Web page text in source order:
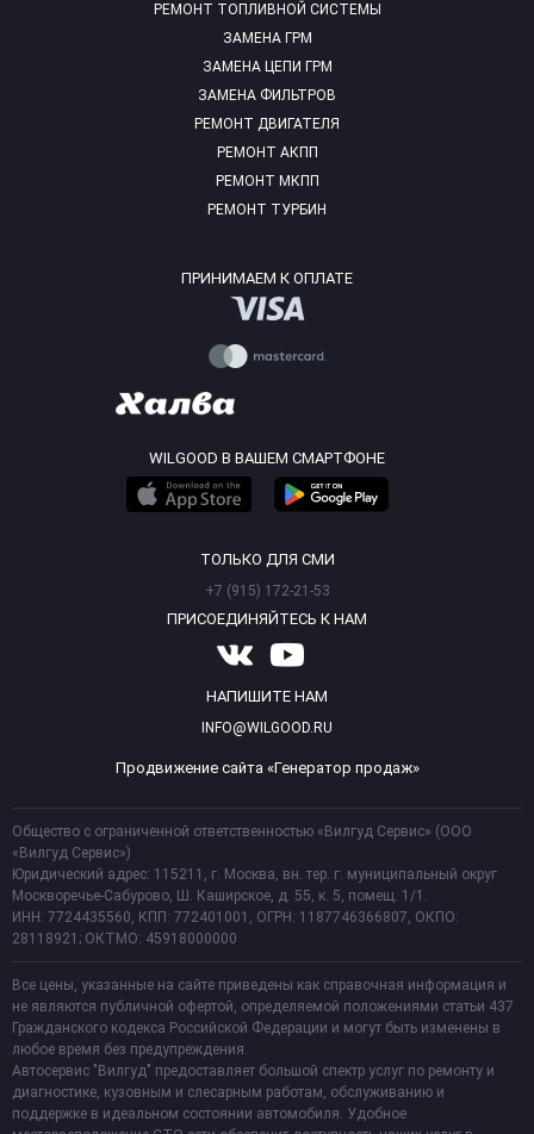
РЕМОНТ ТОПЛИВНОЙ СИСТЕМЫ
ЗАМЕНА ГРМ
ЗАМЕНА ЦЕПИ ГРМ
ЗАМЕНА ФИЛЬТРОВ
РЕМОНТ ДВИГАТЕЛЯ
РЕМОНТ АКПП
РЕМОНТ МКПП
РЕМОНТ ТУРБИН
ПРИНИМАЕМ К ОПЛАТЕ
WILGOOD В ВАШЕМ СМАРТФОНЕ
ТОЛЬКО ДЛЯ СМИ
+7 (915) 172-21-53
ПРИСОЕДИНЯЙТЕСЬ К НАМ
НАПИШИТЕ НАМ
INFO@WILGOOD.RU
Продвижение сайта «Генератор продаж»
Общество с ограниченной ответственностью «Вилгуд Сервис» (ООО
«Вилгуд Сервис»)
Юридический адрес: 115211, г. Москва, вн. тер. г. муниципальный округ
Москворечье-Сабурово, Ш. Каширское, д. 55, к. 5, помещ. 1/1.
ИНН: 7724435560, КПП: 772401001, ОГРН: 1187746366807, ОКПО:
28118921; ОКТМО: 45918000000
Все цены, указанные на сайте приведены как справочная информация и
не являются публичной офертой, определяемой положениями статьи 437
Гражданского кодекса Российской Федерации и могут быть изменены в
любое время без предупреждения.
Автосервис "Вилгуд" предоставляет большой спектр услуг по ремонту и
диагностике, кузовным и слесарным работам, обслуживанию и
поддержке в идеальном состоянии автомобиля. Удобное